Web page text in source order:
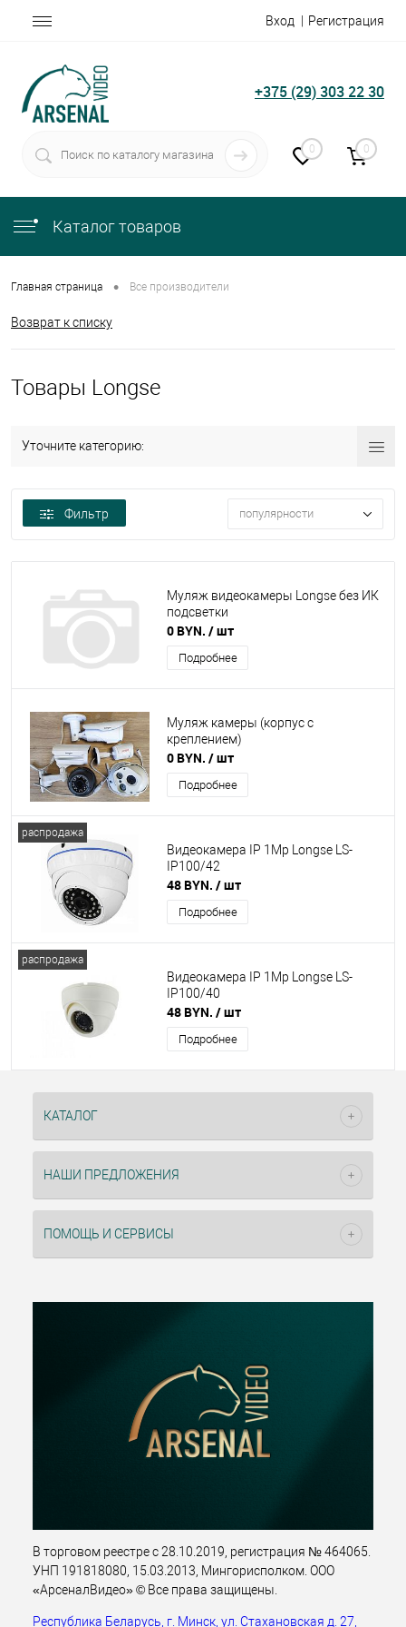
Вход Регистрация
+375 (29) 303 22 30
0 0
Каталог товаров
Главная страница • Все производители
Возврат к списку
Товары Longse
Уточните категорию:
Фильтр популярности
Муляж видеокамеры Longse без ИК
подсветки
0 BYN. / шт
Подробнее
Муляж камеры (корпус с
креплением)
0 BYN. / шт
Подробнее
распродажа
Видеокамера IP 1Mp Longse LS-
IP100/42
48 BYN. / шт
Подробнее
распродажа
Видеокамера IP 1Mp Longse LS-
IP100/40
48 BYN. / шт
Подробнее
КАТАЛОГ
НАШИ ПРЕДЛОЖЕНИЯ
ПОМОЩЬ И СЕРВИСЫ
В торговом реестре с 28.10.2019, регистрация № 464065.
УНП 191818080, 15.03.2013, Мингорисполком. ООО
«АрсеналВидео» © Все права защищены.
Республика Беларусь, г. Минск, ул. Стахановская д. 27,